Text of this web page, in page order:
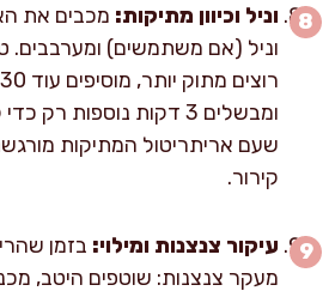
וניל וכיוון מתיקות: מכבים את
וניל (אם משתמשים) ומערבבים.
ומבשלים 3 דקות נוספות
שעם אריתריטול המתיקות
קירור.
עיקור צנצנות ומילוי: בזמן